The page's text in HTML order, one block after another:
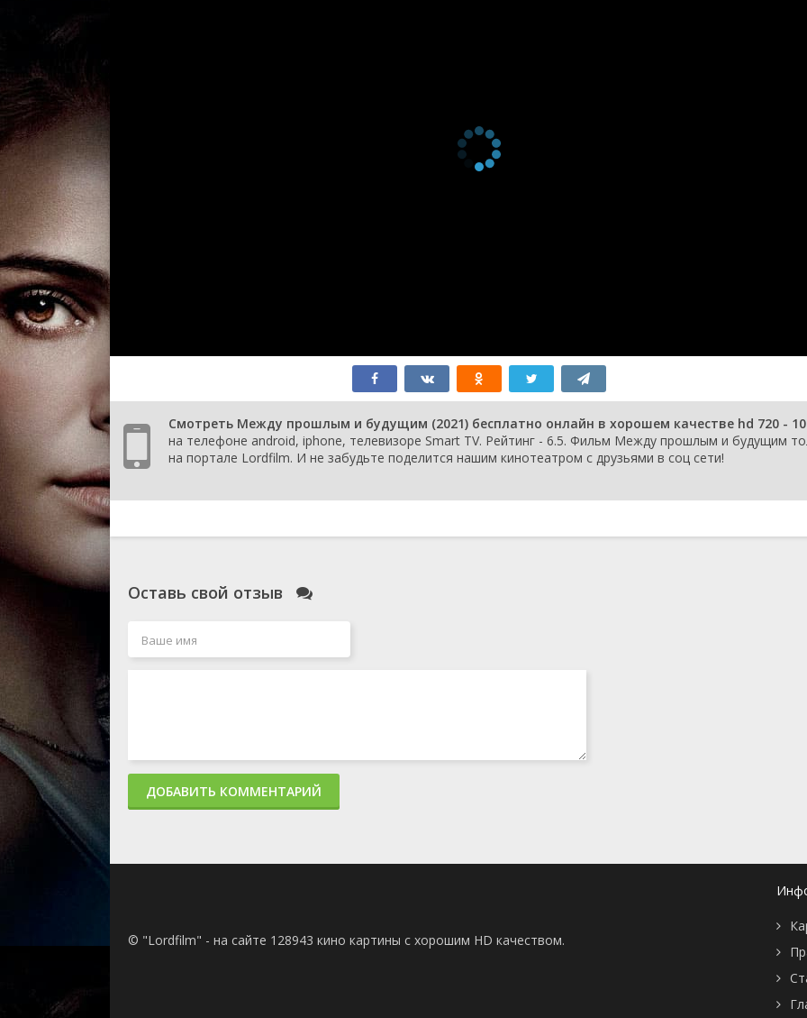
Смотреть Между прошлым и будущим (2021) бесплатно онлайн в хорошем качестве hd 720 -
на телефоне android, iphone, телевизоре Smart TV. Рейтинг - 6.5. Фильм Между прошлым и будущим
на портале Lordfilm. И не забудьте поделится нашим кинотеатром с друзьями в соц сети!
Оставь свой отзыв
ДОБАВИТЬ КОММЕНТАРИЙ
© "Lordfilm" - на сайте 128943 кино картины с хорошим HD качеством.